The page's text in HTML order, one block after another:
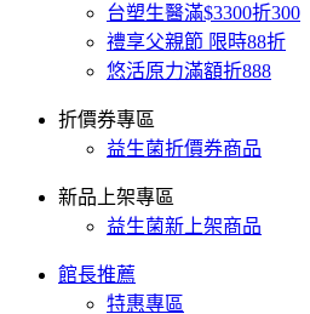
台塑生醫滿$3300折300
禮享父親節 限時88折
悠活原力滿額折888
折價券專區
益生菌折價券商品
新品上架專區
益生菌新上架商品
館長推薦
特惠專區